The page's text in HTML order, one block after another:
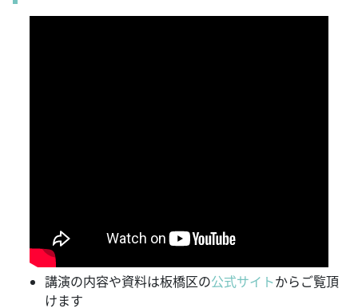
講演の内容や資料は板橋区の公式サイトからご覧頂
けます